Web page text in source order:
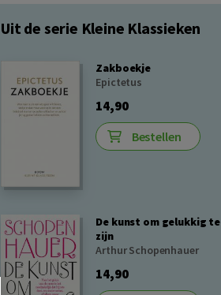
Uit de serie Kleine Klassieken
Zakboekje
Epictetus
14,90
Bestellen
De kunst om gelukkig te
zijn
Arthur Schopenhauer
14,90